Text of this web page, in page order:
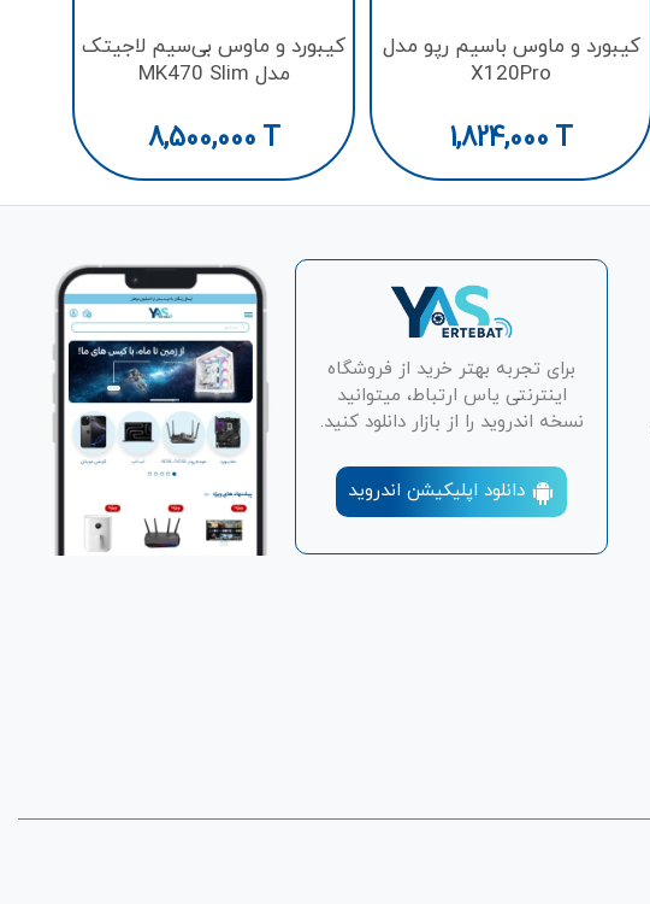
کيبورد و ماوس باسيم رپو مدل
X120Pro
1,824,000 T
کيبورد و ماوس بی‌سیم لاجيتک
مدل MK470 Slim
8,500,000 T
برای تجربه بهتر خرید از فروشگاه
اینترنتی یاس ارتباط، میتوانید
نسخه اندروید را از بازار دانلود کنید.
دانلود اپلیکیشن اندروید